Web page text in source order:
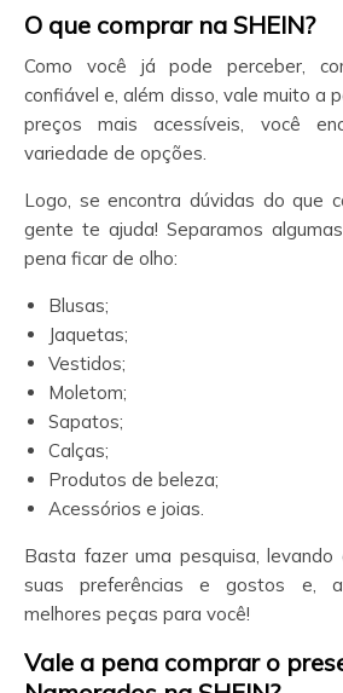
O que comprar na SHEIN?
Como você já pode perceber,
confiável e, além disso, vale muito a
preços mais acessíveis, você
variedade de opções.
Logo, se encontra dúvidas do que
gente te ajuda! Separamos
pena ficar de olho:
Blusas;
Jaquetas;
Vestidos;
Moletom;
Sapatos;
Calças;
Produtos de beleza;
Acessórios e joias.
Basta fazer uma pesquisa, levando
suas preferências e gostos e,
melhores peças para você!
Vale a pena comprar o